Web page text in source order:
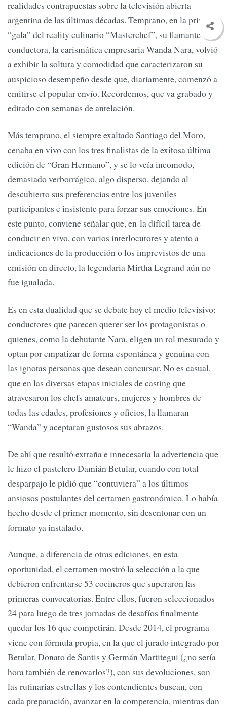
realidades contrapuestas sobre la televisión abierta
argentina de las últimas décadas. Temprano, en la primera
“gala” del reality culinario “Masterchef”, su flamante
conductora, la carismática empresaria Wanda Nara, volvió
a exhibir la soltura y comodidad que caracterizaron su
auspicioso desempeño desde que, diariamente, comenzó a
emitirse el popular envío. Recordemos, que va grabado y
editado con semanas de antelación.
Más temprano, el siempre exaltado Santiago del Moro,
cenaba en vivo con los tres finalistas de la exitosa última
edición de “Gran Hermano”, y se lo veía incomodo,
demasiado verborrágico, algo disperso, dejando al
descubierto sus preferencias entre los juveniles
participantes e insistente para forzar sus emociones. En
este punto, conviene señalar que, en la difícil tarea de
conducir en vivo, con varios interlocutores y atento a
indicaciones de la producción o los imprevistos de una
emisión en directo, la legendaria Mirtha Legrand aún no
fue igualada.
Es en esta dualidad que se debate hoy el medio televisivo:
conductores que parecen querer ser los protagonistas o
quienes, como la debutante Nara, eligen un rol mesurado y
optan por empatizar de forma espontánea y genuina con
las ignotas personas que desean concursar. No es casual,
que en las diversas etapas iniciales de casting que
atravesaron los chefs amateurs, mujeres y hombres de
todas las edades, profesiones y oficios, la llamaran
“Wanda” y aceptaran gustosos sus abrazos.
De ahí que resultó extraña e innecesaria la advertencia que
le hizo el pastelero Damián Betular, cuando con total
desparpajo le pidió que “contuviera” a los últimos
ansiosos postulantes del certamen gastronómico. Lo había
hecho desde el primer momento, sin desentonar con un
formato ya instalado.
Aunque, a diferencia de otras ediciones, en esta
oportunidad, el certamen mostró la selección a la que
debieron enfrentarse 53 cocineros que superaron las
primeras convocatorias. Entre ellos, fueron seleccionados
24 para luego de tres jornadas de desafíos finalmente
quedar los 16 que competirán. Desde 2014, el programa
viene con fórmula propia, en la que el jurado integrado por
Betular, Donato de Santis y Germán Martitegui (¿no sería
hora también de renovarlos?), con sus devoluciones, son
las rutinarias estrellas y los contendientes buscan, con
cada preparación, avanzar en la competencia, mientras dan